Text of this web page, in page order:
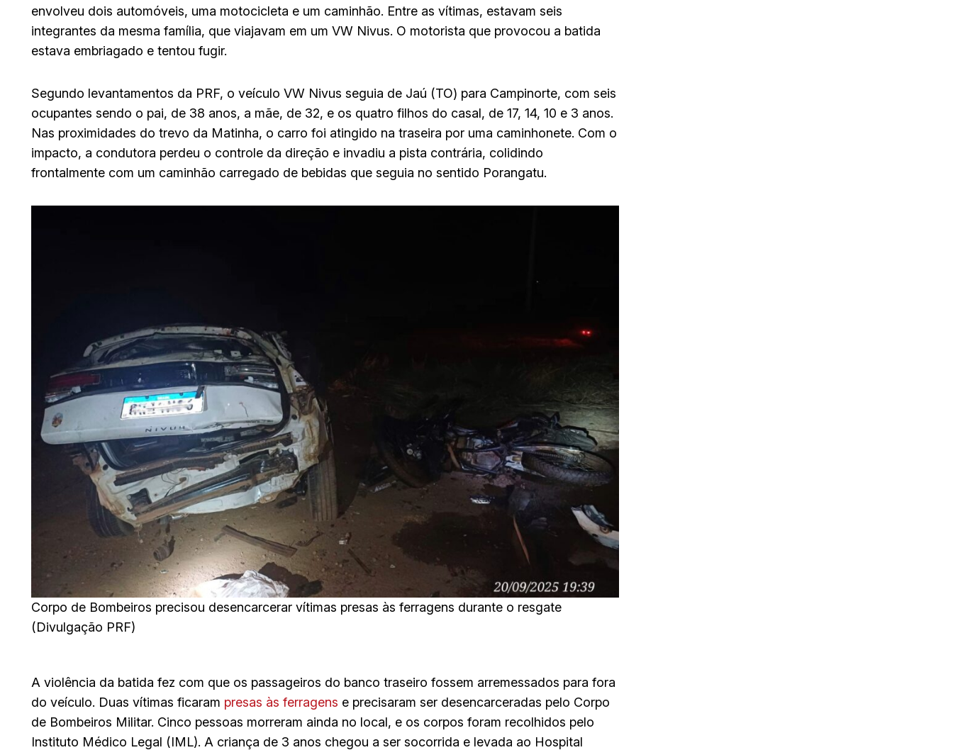
envolveu dois automóveis, uma motocicleta e um caminhão. Entre as vítimas, estavam seis
integrantes da mesma família, que viajavam em um VW Nivus. O motorista que provocou a batida
estava embriagado e tentou fugir.
Segundo levantamentos da PRF, o veículo VW Nivus seguia de Jaú (TO) para Campinorte, com seis
ocupantes sendo o pai, de 38 anos, a mãe, de 32, e os quatro filhos do casal, de 17, 14, 10 e 3 anos.
Nas proximidades do trevo da Matinha, o carro foi atingido na traseira por uma caminhonete. Com o
impacto, a condutora perdeu o controle da direção e invadiu a pista contrária, colidindo
frontalmente com um caminhão carregado de bebidas que seguia no sentido Porangatu.
Corpo de Bombeiros precisou desencarcerar vítimas presas às ferragens durante o resgate
(Divulgação PRF)
A violência da batida fez com que os passageiros do banco traseiro fossem arremessados para fora
do veículo. Duas vítimas ficaram presas às ferragens e precisaram ser desencarceradas pelo Corpo
de Bombeiros Militar. Cinco pessoas morreram ainda no local, e os corpos foram recolhidos pelo
Instituto Médico Legal (IML). A criança de 3 anos chegou a ser socorrida e levada ao Hospital